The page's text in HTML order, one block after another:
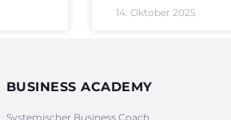
14. Oktober 2025
BUSINESS ACADEMY
Systemischer Business Coach